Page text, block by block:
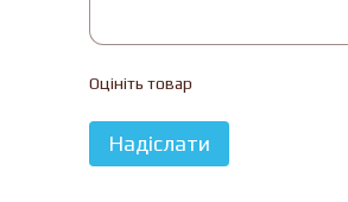
Оцініть товар
Надіслати